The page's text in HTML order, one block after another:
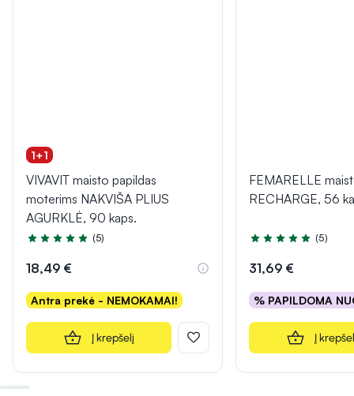
1+1
VIVAVIT maisto papildas
moterims NAKVIŠA PLIUS
AGURKLĖ, 90 kaps.
Įvertinimas 5.0 iš 5
(5)
18,49 €
Antra prekė - NEMOKAMAI!
Į krepšelį
FEMARELLE
RECHARGE, 56
Įvertinimas 5.0 iš 5
(5)
31,69 €
% PAPILDOMA
Į